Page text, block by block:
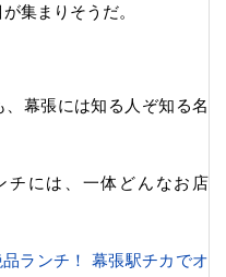
集まりそうだ。
幕張には知る人ぞ知る名
チには、一体どんなお店
ランチ！ 幕張駅チカでオ